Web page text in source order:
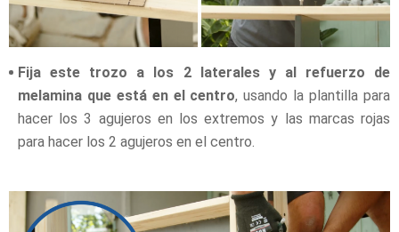
Fija este trozo a los 2 laterales y al refuerzo de
melamina que está en el centro, usando la plantilla para
hacer los 3 agujeros en los extremos y las marcas rojas
para hacer los 2 agujeros en el centro.